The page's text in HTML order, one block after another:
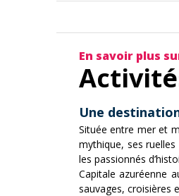
En savoir plus
Une
Située entre mer et
mythique, ses
les passionnés
Capitale azuréenne
sauvages, croisières